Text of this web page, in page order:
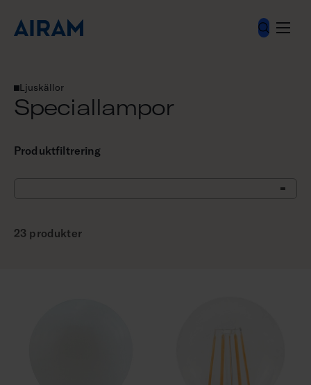
Ljuskällor
Speciallampor
Speciallampor
Produktfiltrering
23 produkter